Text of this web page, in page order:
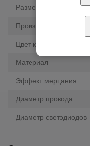
Размер
Производитель
Цвет кабеля
Материал
Эффект мерцания
Диаметр провода
Диаметр светодиодов